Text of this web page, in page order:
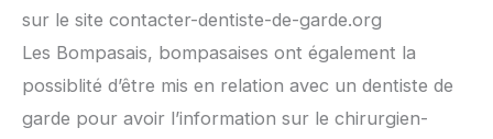
sur le site contacter-dentiste-de-garde.org
Les Bompasais, bompasaises ont également la
possiblité d’être mis en relation avec un dentiste de
garde pour avoir l’information sur le chirurgien-